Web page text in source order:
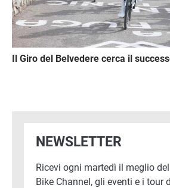
Il Giro del Belvedere cerca il
NEWSLETTER
Ricevi ogni martedì il meglio
Bike Channel, gli eventi e i tour